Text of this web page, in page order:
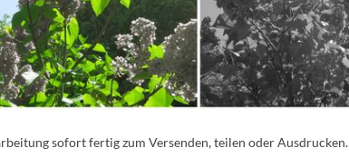
sofort fertig zum Versenden, teilen oder Ausdrucken.